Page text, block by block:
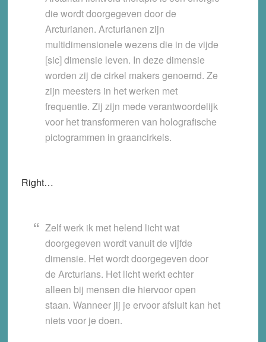
die wordt doorgegeven door de
Arcturianen. Arcturianen zijn
multidimensionele wezens die in de vijde
[sic] dimensie leven. In deze dimensie
worden zij de cirkel makers genoemd. Ze
zijn meesters in het werken met
frequentie. Zij zijn mede verantwoordelijk
voor het transformeren van holografische
pictogrammen in graancirkels.
Right…
Zelf werk ik met helend licht wat
doorgegeven wordt vanuit de vijfde
dimensie. Het wordt doorgegeven door
de Arcturians. Het licht werkt echter
alleen bij mensen die hiervoor open
staan. Wanneer jij je ervoor afsluit kan het
niets voor je doen.